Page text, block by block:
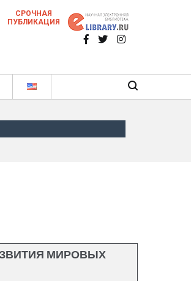
в ежемесячном научном
СРОЧНАЯ
ПУБЛИКАЦИЯ
МИРОВЫХ